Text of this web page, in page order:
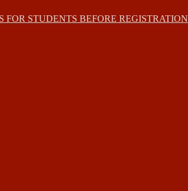
FOR STUDENTS BEFORE REGISTRATION